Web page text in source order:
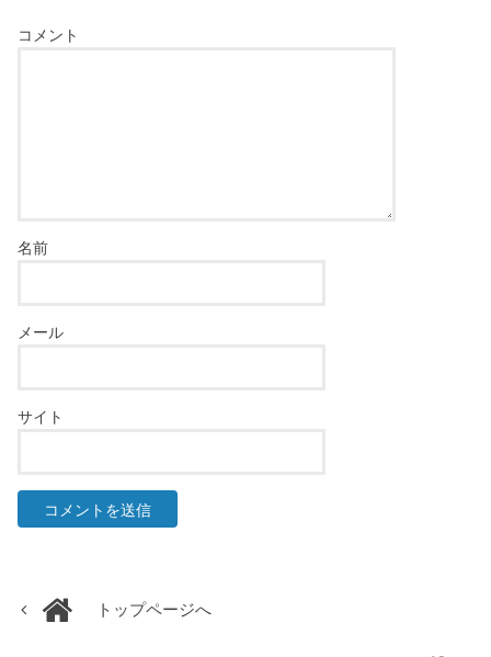
コメント
名前
メール
サイト
トップページへ